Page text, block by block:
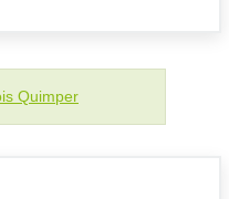
Quimper